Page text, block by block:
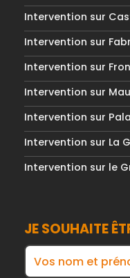
Intervention sur
Intervention sur
Intervention sur
Intervention sur
Intervention sur
Intervention sur La
Intervention sur le
JE SOUHAITE